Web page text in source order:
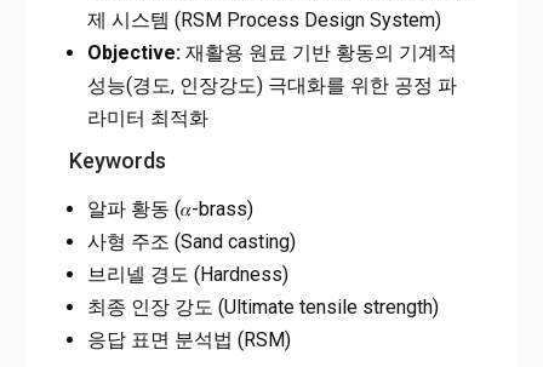
제 시스템 (RSM Process Design System)
Objective:재활용 원료 기반 황동의 기계적
성능(경도, 인장강도) 극대화를 위한 공정 파
라미터 최적화
Keywords
알파 황동 (𝛼-brass)
사형 주조 (Sand casting)
브리넬 경도 (Hardness)
최종 인장 강도 (Ultimate tensile strength)
응답 표면 분석법 (RSM)